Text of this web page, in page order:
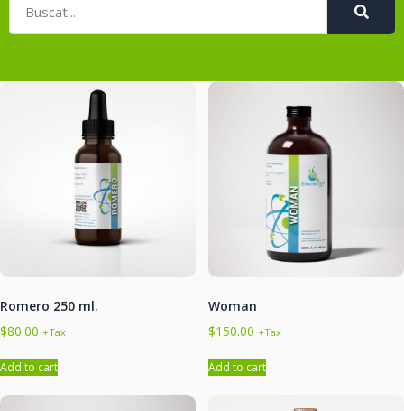
Romero 250 ml.
$80.00 +Tax
Add to cart
Woman
$150.00 +Tax
Add to cart